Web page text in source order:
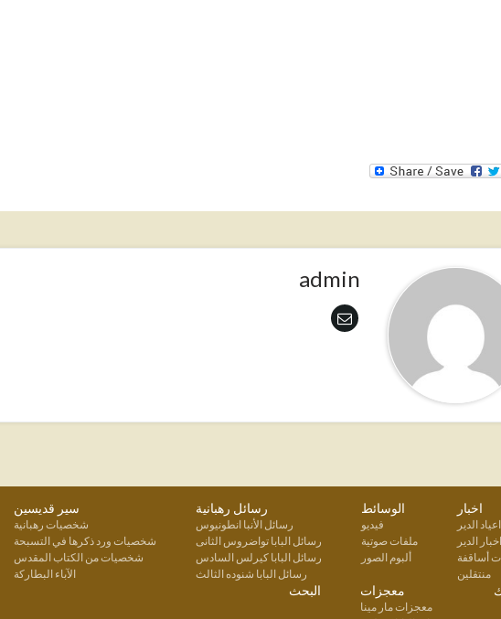
admin
اخبار
اعياد الدير
الدير
أساقفة
منتقلين
الوسائط
فيديو
ملفات صوتية
ألبوم الصور
رسائل رهبانية
رسائل الأنبا انطونيوس
رسائل البابا تواضروس الثانى
رسائل البابا كيرلس السادس
رسائل البابا شنوده الثالث
سير قديسين
شخصيات رهبانية
شخصيات ورد ذكرها في التسبحة
شخصيات من الكتاب المقدس
الآباء البطاركة
معجزات
معجزات مار مينا
البحث